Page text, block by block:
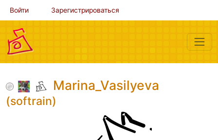
Войти Зарегистрироваться
Мarina_Vasilyeva
(softrain)